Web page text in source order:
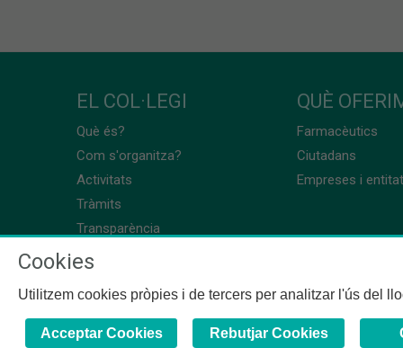
EL COL·LEGI
Què és?
Com s'organitza?
Activitats
Tràmits
Transparència
QUÈ
Farmacèutics
Ciutadans
Empreses i
Cookies
Utilitzem cookies pròpies i de tercers per analitzar l'ús del
Acceptar Cookies Rebutjar Cookies